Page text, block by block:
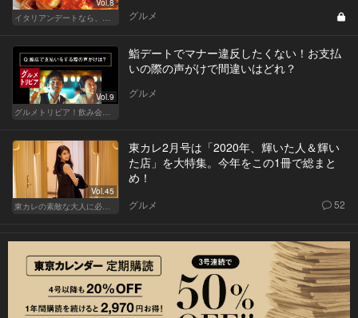
Vol.8
イタリアンデートなら、東京屈指の美味しい人気店へ
グルメ
Vol.9
グルメトリビア！飲み会やデートで会話のネタになるQ＆A
鮨デートでマナー違反したくない！お支払
いの際の声がけで間違いはどれ？
グルメ
Vol.45
東カレの素敵な大人に必要なこと
東カレ2月号は「2020年、輝いた人＆輝い
た店」を大特集。今年をこの1冊で総まと
め！
グルメ 52